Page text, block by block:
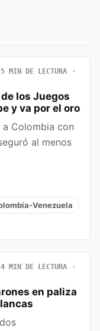
5 MIN DE LECTURA
los Juegos
y va por el oro
Colombia con
al menos
Venezuela
4 MIN DE LECTURA
en paliza